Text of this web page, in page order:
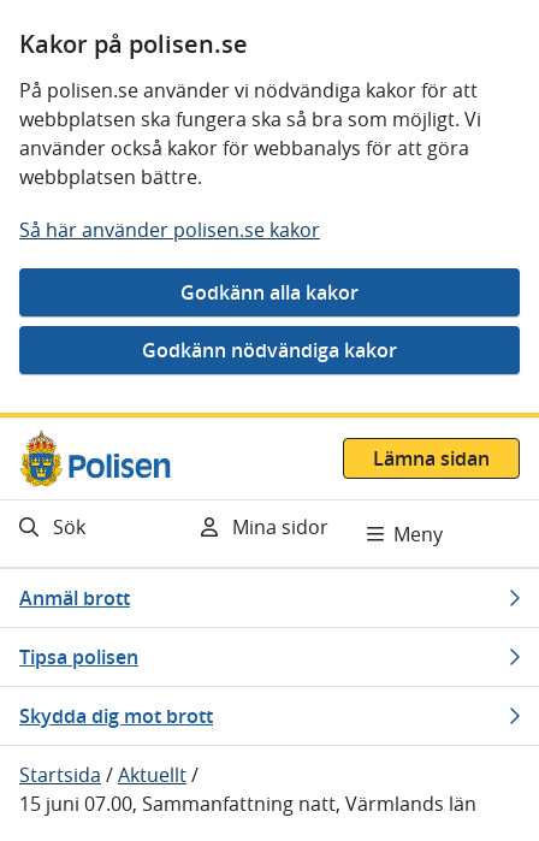
Kakor på polisen.se
På polisen.se använder vi nödvändiga kakor för att
webbplatsen ska fungera ska så bra som möjligt. Vi
använder också kakor för webbanalys för att göra
webbplatsen bättre.
Så här använder polisen.se kakor
Gå direkt till innehåll
Lämna sidan
Sök Mina sidor Meny
Anmäl brott
Tipsa polisen
Skydda dig mot brott
Startsida /Aktuellt/
15 juni 07.00, Sammanfattning natt, Värmlands län